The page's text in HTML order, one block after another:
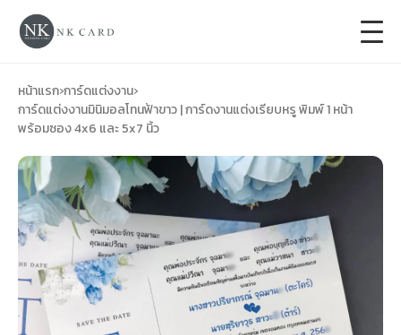
การ์ดแต่งงาน
ของชำร่วยงานแต่ง
ของรับไหว้
ป้ายของชำร่วยงานแต่ง
การ์ดงานบวช
การ์ดขึ้นบ้านใหม่
หน้าแรก›การ์ดแต่งงาน›
การ์ดแต่งงานมินิมอลโทนฟ้าขาว | การ์ดงานแต่งเรียบหรู พิมพ์ 1 หน้า
พร้อมซอง 4x6 และ 5x7 นิ้ว